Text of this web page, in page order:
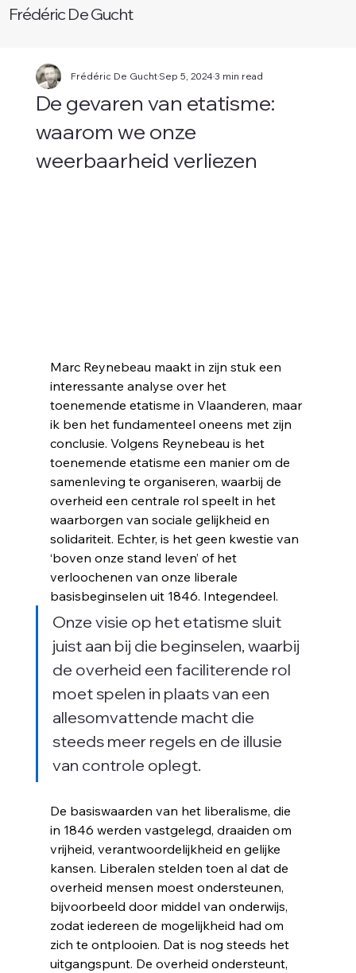
Frédéric De Gucht
W
il
je
De gevaren van etatisme:
waarom we onze
weerbaarheid verliezen
Frédéric De GuchtSep 5, 20243 min read
Marc Reynebeau maakt in zijn stuk een
interessante analyse over het
toenemende etatisme in Vlaanderen, maar
ik ben het fundamenteel oneens met zijn
conclusie. Volgens Reynebeau is het
toenemende etatisme een manier om de
samenleving te organiseren, waarbij de
overheid een centrale rol speelt in het
waarborgen van sociale gelijkheid en
solidariteit. Echter, is het geen kwestie van
‘boven onze stand leven’ of het
verloochenen van onze liberale
basisbeginselen uit 1846. Integendeel.
Onze visie op het etatisme sluit
juist aan bij die beginselen, waarbij
de overheid een faciliterende rol
moet spelen in plaats van een
allesomvattende macht die
steeds meer regels en de illusie
van controle oplegt.
De basiswaarden van het liberalisme, die
in 1846 werden vastgelegd, draaiden om
vrijheid, verantwoordelijkheid en gelijke
kansen. Liberalen stelden toen al dat de
overheid mensen moest ondersteunen,
bijvoorbeeld door middel van onderwijs,
zodat iedereen de mogelijkheid had om
zich te ontplooien. Dat is nog steeds het
uitgangspunt. De overheid ondersteunt,